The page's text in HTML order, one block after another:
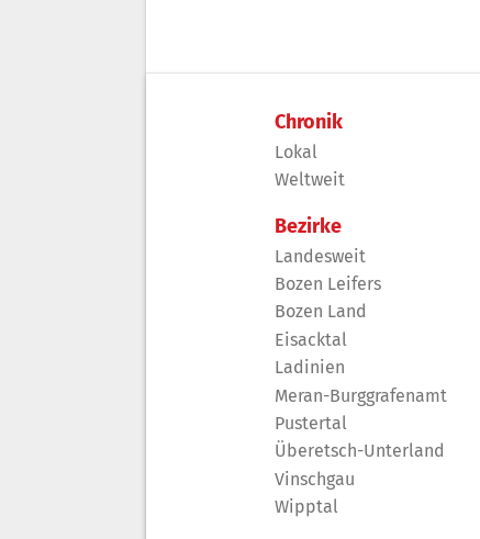
Chronik
Lokal
Weltweit
Bezirke
Landesweit
Bozen Leifers
Bozen Land
Eisacktal
Ladinien
Meran-Burggrafenamt
Pustertal
Überetsch-Unterland
Vinschgau
Wipptal